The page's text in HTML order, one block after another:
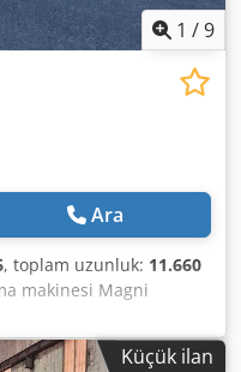
1 /9
Ara
, toplam uzunluk: 11.660
makinesi Magni
Agkeha İmalat yılı:
Küçük ilan